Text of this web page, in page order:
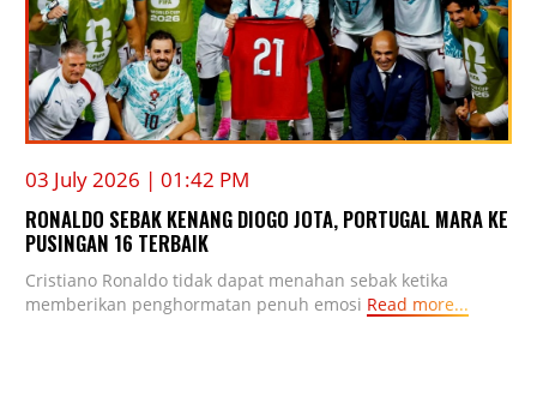
03 July 2026 | 01:42 PM
RONALDO SEBAK KENANG DIOGO JOTA, PORTUGAL MARA KE
PUSINGAN 16 TERBAIK
Cristiano Ronaldo tidak dapat menahan sebak ketika
memberikan penghormatan penuh emosi Read more...